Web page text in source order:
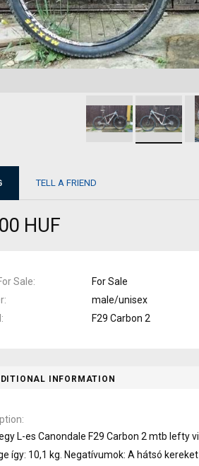
TELL A FRIEND
HUF
Sale For Sale
male/unisex
F29 Carbon 2
INFORMATION
L-es Canondale F29 Carbon 2 mtb lefty
így: 10,1 kg. Negatívumok: A hátsó